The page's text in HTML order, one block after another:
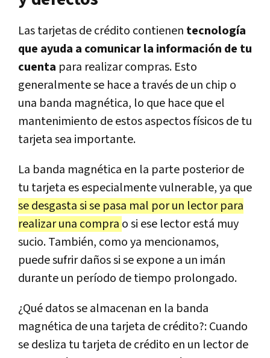
Las tarjetas de crédito contienen tecnología
que ayuda a comunicar la información de tu
cuenta para realizar compras. Esto
generalmente se hace a través de un chip o
una banda magnética, lo que hace que el
mantenimiento de estos aspectos físicos de tu
tarjeta sea importante.
La banda magnética en la parte posterior de
tu tarjeta es especialmente vulnerable, ya que
se desgasta si se pasa mal por un lector para
realizar una compra o si ese lector está muy
sucio. También, como ya mencionamos,
puede sufrir daños si se expone a un imán
durante un período de tiempo prolongado.
¿Qué datos se almacenan en la banda
magnética de una tarjeta de crédito?: Cuando
se desliza tu tarjeta de crédito en un lector de